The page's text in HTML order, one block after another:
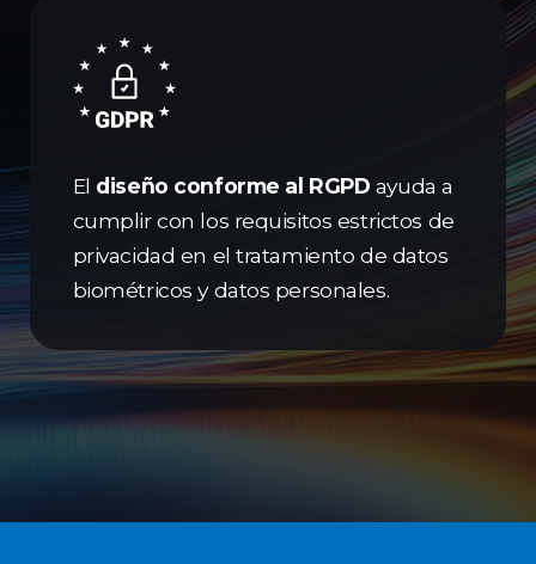
El diseño conforme al RGPD ayuda a
cumplir con los requisitos estrictos de
privacidad en el tratamiento de datos
biométricos y datos personales.